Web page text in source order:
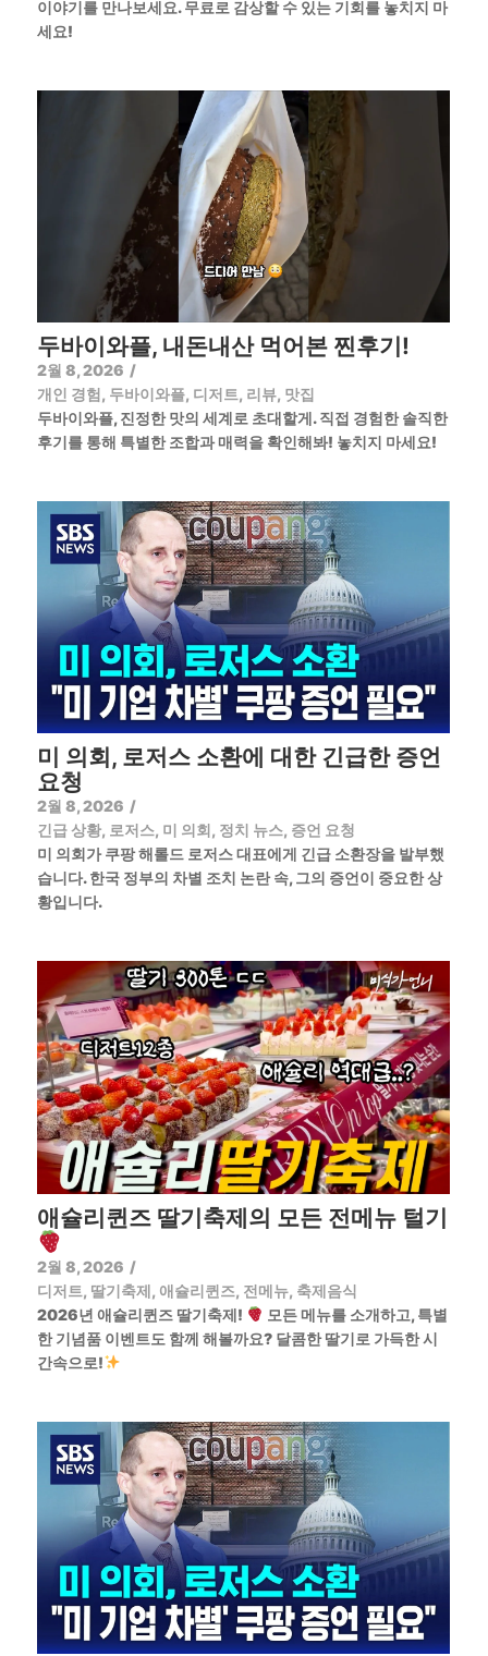
이야기를 만나보세요. 무료로 감상할 수 있는 기회를 놓치지 마
세요!
두바이와플, 내돈내산 먹어본 찐후기!
2월 8, 2026 /
개인 경험, 두바이와플, 디저트, 리뷰, 맛집
두바이와플, 진정한 맛의 세계로 초대할게. 직접 경험한 솔직한
후기를 통해 특별한 조합과 매력을 확인해봐! 놓치지 마세요!
미 의회, 로저스 소환에 대한 긴급한 증언
요청
2월 8, 2026 /
긴급 상황, 로저스, 미 의회, 정치 뉴스, 증언 요청
미 의회가 쿠팡 해롤드 로저스 대표에게 긴급 소환장을 발부했
습니다. 한국 정부의 차별 조치 논란 속, 그의 증언이 중요한 상
황입니다.
애슐리퀸즈 딸기축제의 모든 전메뉴 털기
2월 8, 2026 /
디저트, 딸기축제, 애슐리퀸즈, 전메뉴, 축제음식
2026년 애슐리퀸즈 딸기축제!
모든 메뉴를 소개하고, 특별
한 기념품 이벤트도 함께 해볼까요? 달콤한 딸기로 가득한 시
간속으로!